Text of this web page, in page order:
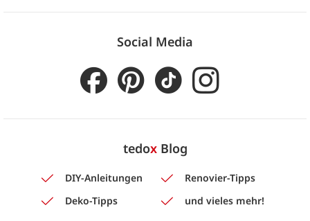
Social Media
tedoxBlog
DIY-Anleitungen
Renovier-Tipps
Deko-Tipps
und vieles mehr!